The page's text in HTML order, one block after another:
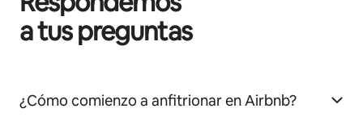
a tus preguntas
¿Cómo comienzo a anfitrionar en Airbnb?